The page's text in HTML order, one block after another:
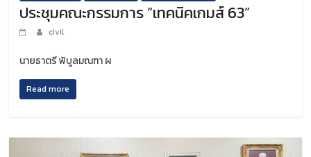
ประชุมคณะกรรมการ “เทคนิคเกมส์ 63”
civil
นายธาตรี พิบูลมณฑา ผ
Read more